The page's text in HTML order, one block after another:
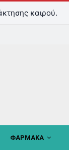
καιρού.
ΦΑΡΜΑΚΑ